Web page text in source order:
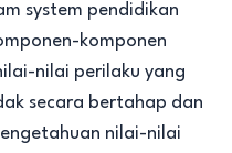
system pendidikan
komponen
nilai perilaku yang
secara bertahap dan
nilai-nilai